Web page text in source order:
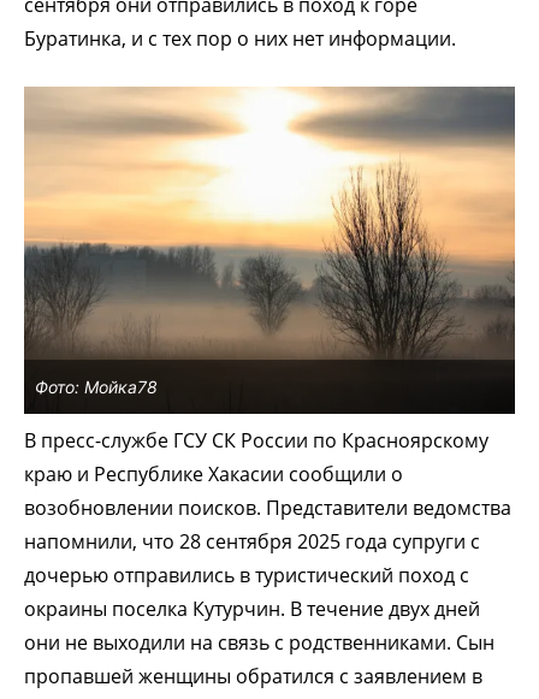
Буратинка, и с тех пор о них нет информации.
Фото: Мойка78
В пресс-службе ГСУ СК России по Красноярскому
краю и Республике Хакасии сообщили о
возобновлении поисков. Представители ведомства
напомнили, что 28 сентября 2025 года супруги с
дочерью отправились в туристический поход с
окраины поселка Кутурчин. В течение двух дней
они не выходили на связь с родственниками. Сын
пропавшей женщины обратился с заявлением в